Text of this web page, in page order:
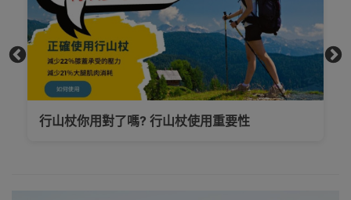
結合自然環保，
舒適時尚，你需
要的煮食爐具、
露營椅枱、地蓆
一應俱存買
Naturehike好去
處，
行山杖你用對了嗎? 行山杖使用重要性